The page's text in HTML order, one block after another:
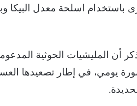
أن المليشيات الحوثية
يومي، في إطار تصعيدها